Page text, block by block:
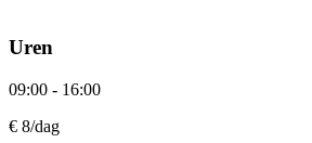
Uren
09:00 - 16:00
€ 8/dag